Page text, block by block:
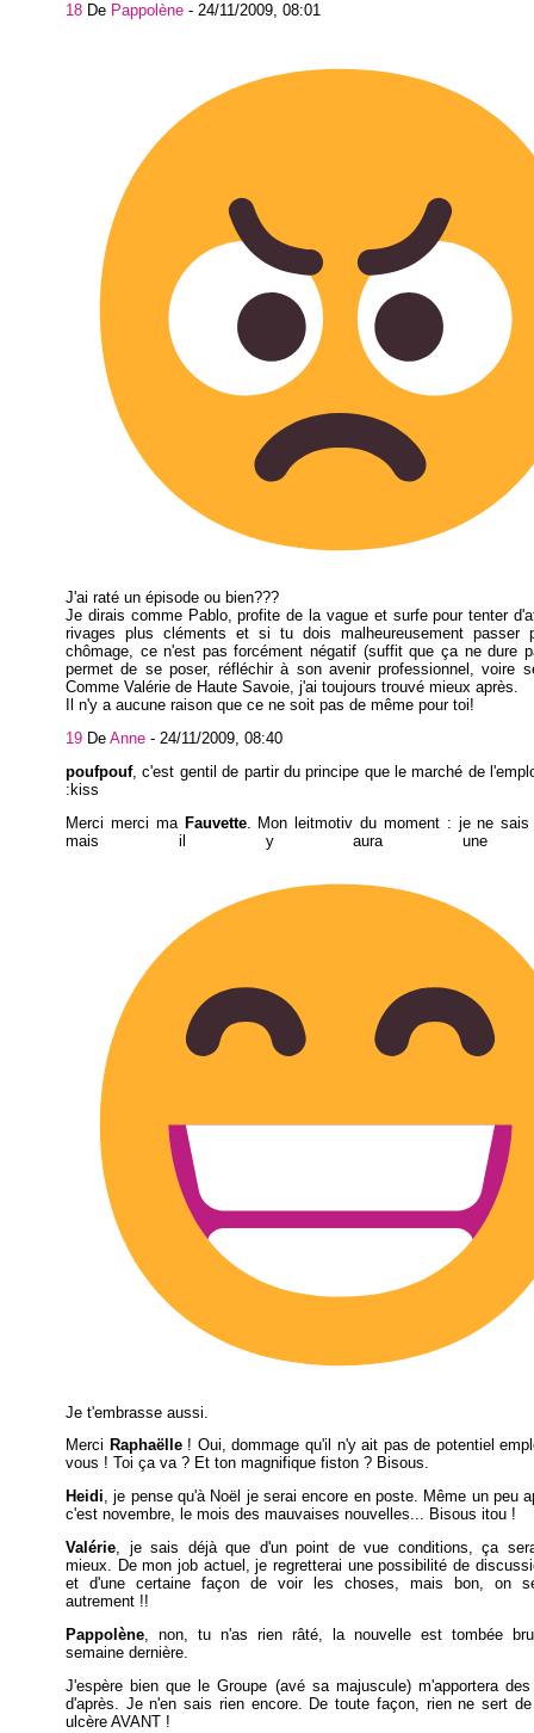
18 De Pappolène - 24/11/2009, 08:01
J'ai raté un épisode ou bien???
Je dirais comme Pablo, profite de la vague et surfe pour tenter
rivages plus cléments et si tu dois malheureusement passer
chômage, ce n'est pas forcément négatif (suffit que ça ne dure
permet de se poser, réfléchir à son avenir professionnel, voire
Comme Valérie de Haute Savoie, j'ai toujours trouvé mieux après.
Il n'y a aucune raison que ce ne soit pas de même pour toi!
19 De Anne - 24/11/2009, 08:40
poufpouf, c'est gentil de partir du principe que le marché de
:kiss
Merci merci ma Fauvette. Mon leitmotiv du moment : je ne sais
mais il y aura une
Je t'embrasse aussi.
Merci Raphaëlle! Oui, dommage qu'il n'y ait pas de potentiel
vous ! Toi ça va ? Et ton magnifique fiston ? Bisous.
Heidi, je pense qu'à Noël je serai encore en poste. Même un peu
c'est novembre, le mois des mauvaises nouvelles... Bisous itou !
Valérie , je sais déjà que d'un point de vue conditions, ça
mieux. De mon job actuel, je regretterai une possibilité de
et d'une certaine façon de voir les choses, mais bon, on
autrement !!
Pappolène , non, tu n'as rien râté, la nouvelle est tombée
semaine dernière.
J'espère bien que le Groupe (avé sa majuscule) m'apportera
d'après. Je n'en sais rien encore. De toute façon, rien ne sert
ulcère AVANT !